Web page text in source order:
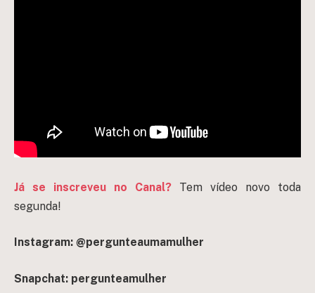
Já se inscreveu no Canal?
Tem vídeo novo toda
segunda!
Instagram: @pergunteaumamulher
Snapchat: pergunteamulher